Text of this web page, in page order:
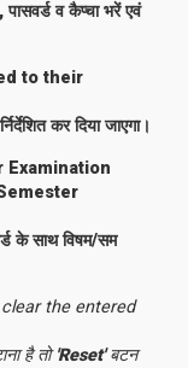
व कैप्चा भरें एवं
to their
कर दिया जाएगा।
के साथ विषम/सम
the entered
है तो'Reset'बटन